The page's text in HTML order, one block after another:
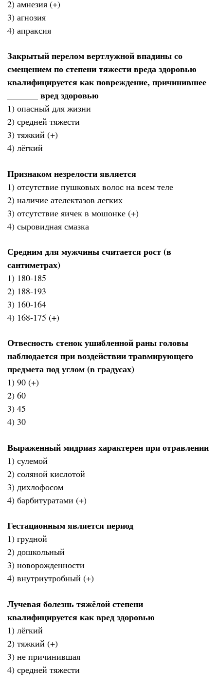
2) амнезия (+)
3) агнозия
4) апраксия
Закрытый перелом вертлужной впадины со
смещением по степени тяжести вреда здоровью
квалифицируется как повреждение, причинившее
_______ вред здоровью
1) опасный для жизни
2) средней тяжести
3) тяжкий (+)
4) лёгкий
Признаком незрелости является
1) отсутствие пушковых волос на всем теле
2) наличие ателектазов легких
3) отсутствие яичек в мошонке (+)
4) сыровидная смазка
Средним для мужчины считается рост (в
сантиметрах)
1) 180-185
2) 188-193
3) 160-164
4) 168-175 (+)
Отвесность стенок ушибленной раны головы
наблюдается при воздействии травмирующего
предмета под углом (в градусах)
1) 90 (+)
2) 60
3) 45
4) 30
Выраженный мидриаз характерен при отравлении
1) сулемой
2) соляной кислотой
3) дихлофосом
4) барбитуратами (+)
Гестационным является период
1) грудной
2) дошкольный
3) новорожденности
4) внутриутробный (+)
Лучевая болезнь тяжёлой степени
квалифицируется как вред здоровью
1) лёгкий
2) тяжкий (+)
3) не причинившая
4) средней тяжести